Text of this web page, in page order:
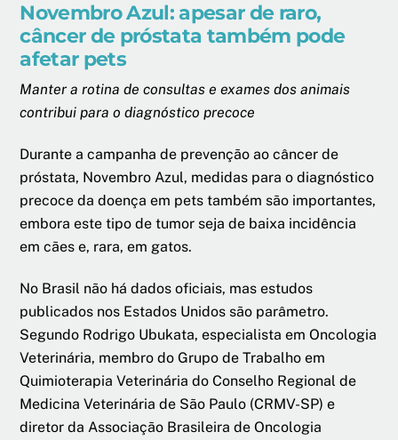
Novembro Azul: apesar de raro,
câncer de próstata também pode
afetar pets
Manter a rotina de consultas e exames dos animais
contribui para o diagnóstico precoce
Durante a campanha de prevenção ao câncer de
próstata, Novembro Azul, medidas para o diagnóstico
precoce da doença em pets também são importantes,
embora este tipo de tumor seja de baixa incidência
em cães e, rara, em gatos.
No Brasil não há dados oficiais, mas estudos
publicados nos Estados Unidos são parâmetro.
Segundo Rodrigo Ubukata, especialista em Oncologia
Veterinária, membro do Grupo de Trabalho em
Quimioterapia Veterinária do Conselho Regional de
Medicina Veterinária de São Paulo (CRMV-SP) e
diretor da Associação Brasileira de Oncologia